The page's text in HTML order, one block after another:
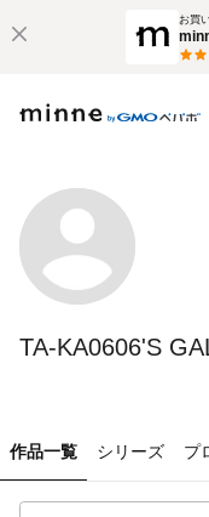
お買
TA-KA0606'S
作品一覧 シリーズ プ